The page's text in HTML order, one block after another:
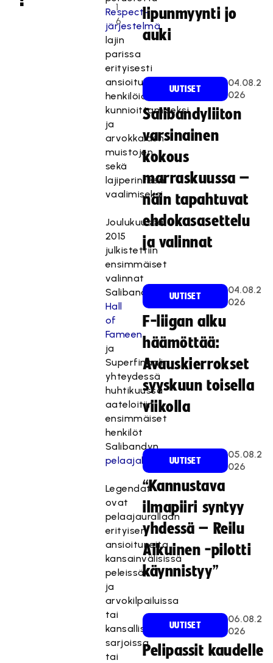
1
6
Respect-
järjestelmä
lajin
parissa
erityisesti
ansioituneiden
henkilöiden
kunnioittamiseksi
ja
arvokkaiden
muistojen
sekä
lajiperinteen
vaalimiseksi.
Joulukuussa
2015
julkistettiin
ensimmäiset
valinnat
Salibandyn
Hall
of
Fameen
ja
Superfinaalin
yhteydessä
huhtikuussa
aateloitiin
ensimmäiset
henkilöt
Salibandyn
pelaajalegendoiksi.
Legendat
ovat
pelaajaurallaan
erityisen
ansioituneita
kansainvälisissä
peleissä
ja
arvokilpailuissa
tai
kansallisissa
sarjoissa
tai
lipunmyynti jo
auki
UUTISET
04.08.2
026
Salibandyliiton
varsinainen
kokous
marraskuussa –
näin tapahtuvat
ehdokasasettelu
ja valinnat
UUTISET
04.08.2
026
F-liigan alku
häämöttää:
Avauskierrokset
syyskuun toisella
viikolla
UUTISET
05.08.2
026
“Kannustava
ilmapiiri syntyy
yhdessä – Reilu
Aikuinen -pilotti
käynnistyy”
UUTISET
06.08.2
026
Pelipassit kaudelle